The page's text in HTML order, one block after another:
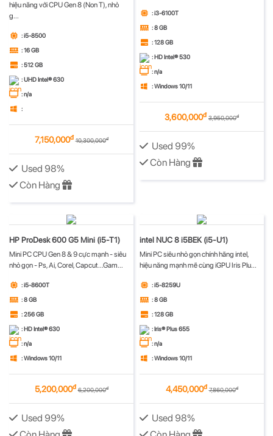
hiệu năng với CPU Gen 8 (Non T), nhỏ
g...
: i5-8500
: 16 GB
: 512 GB
: UHD Intel® 630
: n/a
:
7,150,000đ 10,300,000đ
Used 98%
Còn Hàng
: i3-6100T
: 8 GB
: 128 GB
: HD Intel® 530
: n/a
: Windows 10/11
3,600,000đ 3,950,000đ
Used 99%
Còn Hàng
HP ProDesk 600 G5 Mini (i5-T1)
Mini PC CPU Gen 8 & 9 cực mạnh - siêu
nhỏ gọn - Ps, Ai, Corel, Capcut...Gam...
: i5-8600T
: 8 GB
: 256 GB
: HD Intel® 630
: n/a
: Windows 10/11
5,200,000đ 6,200,000đ
Used 99%
intel NUC 8 i5BEK (i5-U1)
Mini PC siêu nhỏ gọn chính hãng intel,
hiệu năng mạnh mẽ cùng iGPU Iris Plu...
: i5-8259U
: 8 GB
: 128 GB
: Iris® Plus 655
: n/a
: Windows 10/11
4,450,000đ 7,860,000đ
Used 98%